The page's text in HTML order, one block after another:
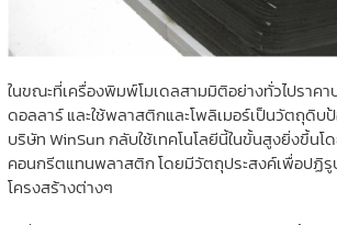
ในขณะที่เครื่องพิมพ์โมเดลสามมิติอย่างทั่วไปราค
ดอลลาร์ และใช้พลาสติกและโพลิเมอร์เป็นวัตถุดิบ
บริษัท WinSun กลับใช้เทคโนโลยีนี้ในขั้นสูงยิ่งขึ้นโ
คอนกรีตแทนพลาสติก โดยมีวัตถุประสงค์เพื่อปฏิรู
โครงสร้างต่างๆ